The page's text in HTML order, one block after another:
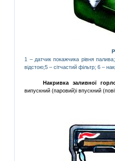
1 – датчикпокажчика рівня палива
відстою;5 –сітчастий фільтр; 6 –
Накривка заливної
випускний (паровий)івпускний (